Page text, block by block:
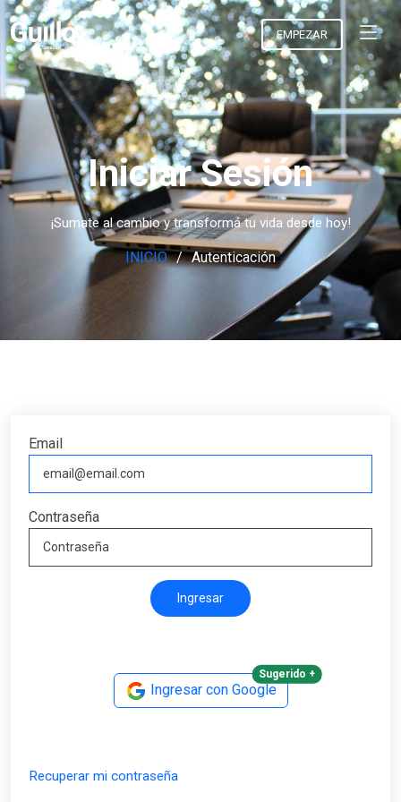
EMPEZAR
Iniciar Sesión
¡Sumate al cambio y transformá tu vida desde hoy!
INICIO Autenticación
Email
Contraseña
Ingresar con Google
Sugerido +
Recuperar mi contraseña